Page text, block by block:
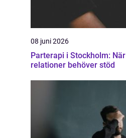
08 juni 2026
Parterapi i Stockholm: När
relationer behöver stöd